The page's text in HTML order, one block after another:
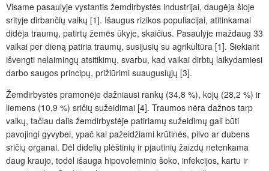
Visame pasaulyje vystantis žemdirbystės industrijai, daugėja šioje
srityje dirbančių vaikų [1]. Išaugus rizikos populiacijai, atitinkamai
didėja traumų, patirtų žemės ūkyje, skaičius. Pasaulyje maždaug 33
vaikai per dieną patiria traumų, susijusių su agrikultūra [1]. Siekiant
išvengti nelaimingų atsitikimų, svarbu, kad vaikai dirbtų laikydamiesi
darbo saugos principų, prižiūrimi suaugusiųjų [3].
Žemdirbystės pramonėje dažniausi rankų (34,8 %), kojų (28,2 %) ir
liemens (10,9 %) sričių sužeidimai [4]. Traumos nėra dažnos tarp
vaikų, tačiau dalis žemdirbystėje patiriamų sužeidimų gali būti
pavojingi gyvybei, ypač kai pažeidžiami krūtinės, pilvo ar dubens
sričių organai. Dėl didelių plėštinių ir pjautinių žaizdų netenkama
daug kraujo, todėl išauga hipovoleminio šoko, infekcijos, kartu ir